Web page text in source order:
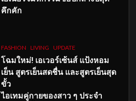
คึกคัก
FASHION LIVING UPDATE
โฉมใหม่! เอเวอร์เซ้นส์ แป้งหอม
เย็น สูตรเย็นสดชื่น และสูตรเย็นสุด
ขั้ว
ไอเทมคู่กายของสาว ๆ ประจำ